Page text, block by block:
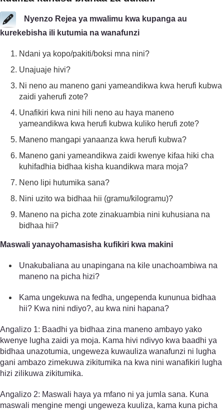
Nyenzo Rejea ya mwalimu kwa kupanga au
kurekebisha ili kutumia na wanafunzi
Ndani ya kopo/pakiti/boksi mna nini?
Unajuaje hivi?
Ni neno au maneno gani yameandikwa kwa herufi kubwa
zaidi yaherufi zote?
Unafikiri kwa nini hili neno au haya maneno
yameandikwa kwa herufi kubwa kuliko herufi zote?
Maneno mangapi yanaanza kwa herufi kubwa?
Maneno gani yameandikwa zaidi kwenye kifaa hiki cha
kuhifadhia bidhaa kisha kuandikwa mara moja?
Neno lipi hutumika sana?
Nini uzito wa bidhaa hii (gramu/kilogramu)?
Maneno na picha zote zinakuambia nini kuhusiana na
bidhaa hii?
Maswali yanayohamasisha kufikiri kwa makini
Unakubaliana au unapingana na kile unachoambiwa na
maneno na picha hizi?
Kama ungekuwa na fedha, ungependa kununua bidhaa
hii? Kwa nini ndiyo?, au kwa nini hapana?
Angalizo 1: Baadhi ya bidhaa zina maneno ambayo yako
kwenye lugha zaidi ya moja. Kama hivi ndivyo kwa baadhi ya
bidhaa unazotumia, ungeweza kuwauliza wanafunzi ni lugha
gani ambazo zimekuwa zikitumika na kwa nini wanafikiri lugha
hizi zilikuwa zikitumika.
Angalizo 2: Maswali haya ya mfano ni ya jumla sana. Kuna
maswali mengine mengi ungeweza kuuliza, kama kuna picha